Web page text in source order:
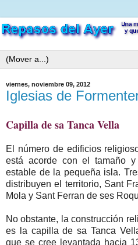
viernes, noviembre 09, 2012
Iglesias de
Capilla de sa Tanca Vella
El número de edificios
está acorde con el tamaño
estable de la pequeña isla.
distribuyen el territorio, Sant
Mola y Sant Ferran de ses
No obstante, la construcción
es la capilla de sa Tanca
que se cree levantada hacia